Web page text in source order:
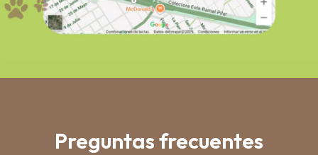
Preguntas frecuentes